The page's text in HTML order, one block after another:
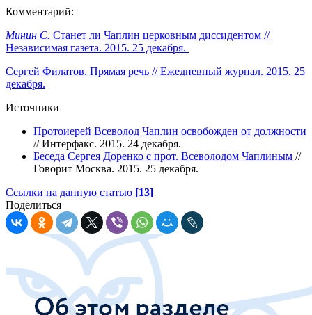
Комментарий:
Минин С. Станет ли Чаплин церковным диссидентом //
Независимая газета. 2015. 25 декабря.
Сергей Филатов. Прямая речь // Ежедневный журнал. 2015. 25
декабря.
Источники
Протоиерей Всеволод Чаплин освобожден от должности
// Интерфакс. 2015. 24 декабря.
Беседа Сергея Доренко с прот. Всеволодом Чаплиным //
Говорит Москва. 2015. 25 декабря.
Ссылки на данную статью [13]
Поделиться